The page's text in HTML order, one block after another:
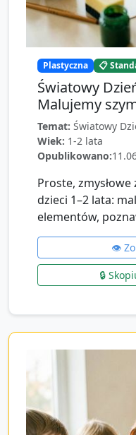
Plastyczna 📋
Światowy
Malujemy
Temat: Światowy
Wiek: 1-2 lata
Opublikowano:
Proste,
dzieci 1–2 lata:
elementów,
👁️
🔒